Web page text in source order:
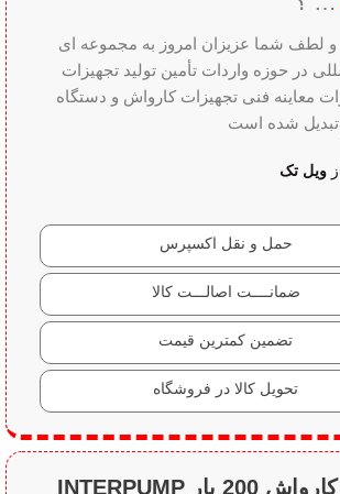
و لطف شما عزیزان امروز به مجموعه ای
در حوزه واردات تأمین تولید تجهیزات
معاینه فنی تجهیزات کارواش و دستگاه
تبدیل شده است
ویل تک
حمل و نقل اکسپرس
ضمانــــت اصالـــت کالا
تضمین کمترین قیمت
تحویل کالا در فروشگاه